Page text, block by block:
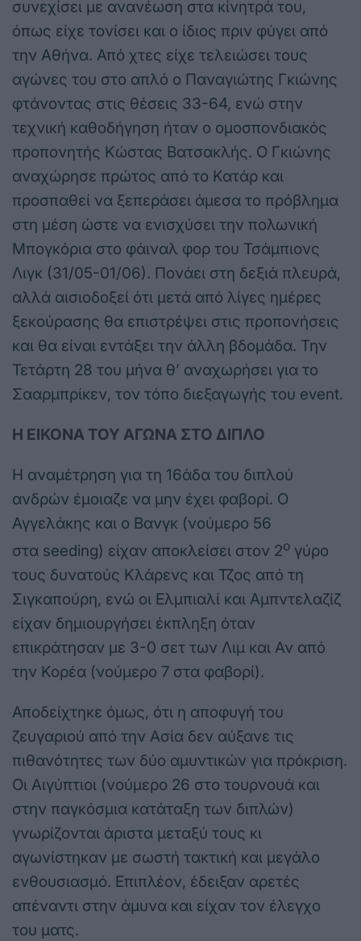
συνεχίσει με ανανέωση στα κίνητρά του,
όπως είχε τονίσει και ο ίδιος πριν φύγει από
την Αθήνα. Από χτες είχε τελειώσει τους
αγώνες του στο απλό ο Παναγιώτης Γκιώνης
φτάνοντας στις θέσεις 33-64, ενώ στην
τεχνική καθοδήγηση ήταν ο ομοσπονδιακός
προπονητής Κώστας Βατσακλής. Ο Γκιώνης
αναχώρησε πρώτος από το Κατάρ και
προσπαθεί να ξεπεράσει άμεσα το πρόβλημα
στη μέση ώστε να ενισχύσει την πολωνική
Μπογκόρια στο φάιναλ φορ του Τσάμπιονς
Λιγκ (31/05-01/06). Πονάει στη δεξιά πλευρά,
αλλά αισιοδοξεί ότι μετά από λίγες ημέρες
ξεκούρασης θα επιστρέψει στις προπονήσεις
και θα είναι εντάξει την άλλη βδομάδα. Την
Τετάρτη 28 του μήνα θ’ αναχωρήσει για το
Σααρμπρίκεν, τον τόπο διεξαγωγής του event.
Η ΕΙΚΟΝΑ ΤΟΥ ΑΓΩΝΑ ΣΤΟ ΔΙΠΛΟ
Η αναμέτρηση για τη 16άδα του διπλού
ανδρών έμοιαζε να μην έχει φαβορί. Ο
Αγγελάκης και ο Βανγκ (νούμερο 56
στα seeding) είχαν αποκλείσει στον 2ο γύρο
τους δυνατούς Κλάρενς και Τζος από τη
Σιγκαπούρη, ενώ οι Ελμπιαλί και Αμπντελαζίζ
είχαν δημιουργήσει έκπληξη όταν
επικράτησαν με 3-0 σετ των Λιμ και Αν από
την Κορέα (νούμερο 7 στα φαβορί).
Αποδείχτηκε όμως, ότι η αποφυγή του
ζευγαριού από την Ασία δεν αύξανε τις
πιθανότητες των δύο αμυντικών για πρόκριση.
Οι Αιγύπτιοι (νούμερο 26 στο τουρνουά και
στην παγκόσμια κατάταξη των διπλών)
γνωρίζονται άριστα μεταξύ τους κι
αγωνίστηκαν με σωστή τακτική και μεγάλο
ενθουσιασμό. Επιπλέον, έδειξαν αρετές
απέναντι στην άμυνα και είχαν τον έλεγχο
του ματς.